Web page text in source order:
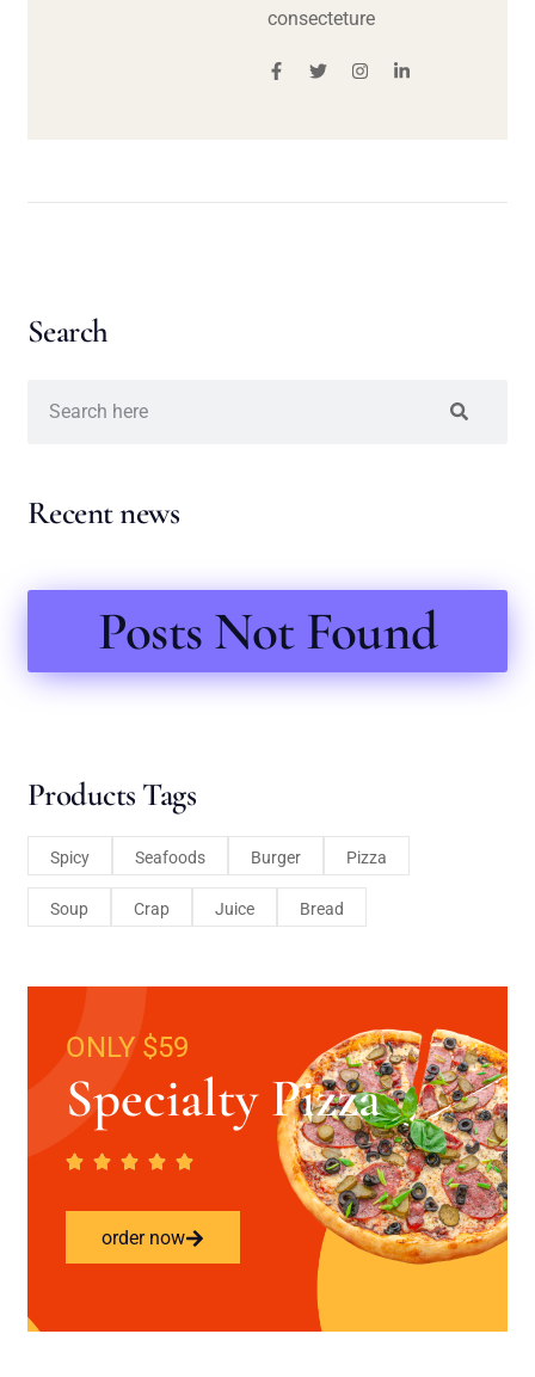
consecteture
Search
Recent news
Posts Not Found
Products Tags
Spicy Seafoods Burger Pizza
Soup Crap Juice Bread
ONLY $59
Specialty Pizza
order now